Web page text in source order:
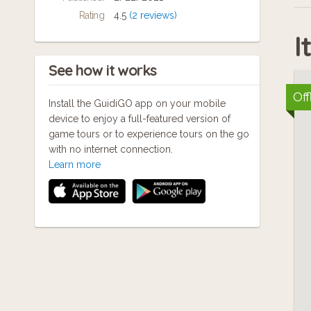
les samedis soirs à partir de 22h30 à
Rating
4.5 (2 reviews)
See how it works
Install the GuidiGO app on your mobile
device to enjoy a full-featured version of
game tours or to experience tours on the go
with no internet connection.
Learn more